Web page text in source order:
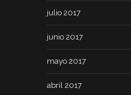
julio 2017
junio 2017
mayo 2017
abril 2017